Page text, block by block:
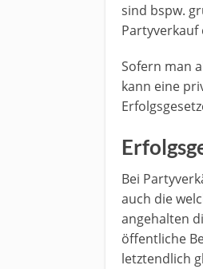
sind bspw.
Partyverkauf
Sofern man
kann eine
Bei
auch die
angehalten
öffentliche
letztendlich